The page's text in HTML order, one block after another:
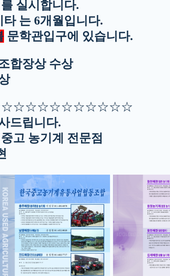
실시합니다.
는 6개월입니다.
문학관입구에 있습니다.
합장상 수상
드립니다.
고 농기계 전문점